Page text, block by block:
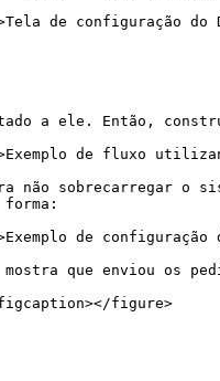
de configuração
a ele. Então,
de fluxo
não sobrecarregar
de
que enviou os
figure>